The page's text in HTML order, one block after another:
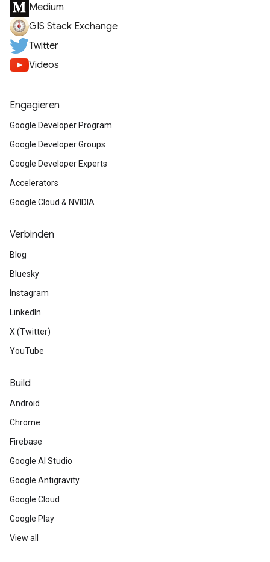
Medium
GIS Stack Exchange
Twitter
Videos
Engagieren
Google Developer Program
Google Developer Groups
Google Developer Experts
Accelerators
Google Cloud & NVIDIA
Verbinden
Blog
Bluesky
Instagram
LinkedIn
X (Twitter)
YouTube
Build
Android
Chrome
Firebase
Google AI Studio
Google Antigravity
Google Cloud
Google Play
View all